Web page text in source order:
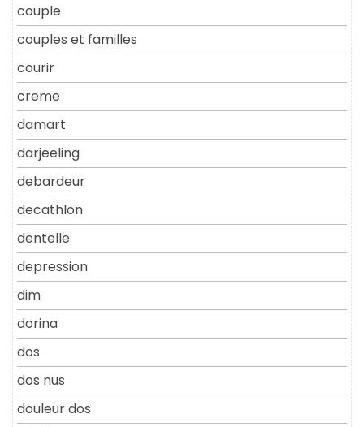
couple
couples et familles
courir
creme
damart
darjeeling
debardeur
decathlon
dentelle
depression
dim
dorina
dos
dos nus
douleur dos